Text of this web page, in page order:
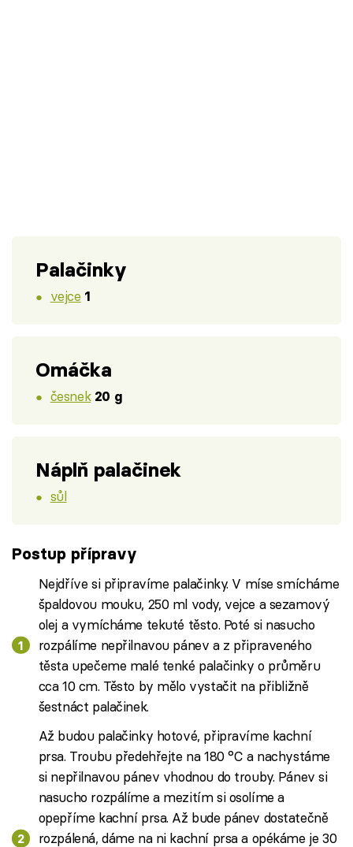
Palačinky
vejce 1
Omáčka
česnek 20 g
Náplň palačinek
sůl
Postup přípravy
Nejdříve si připravíme palačinky. V míse smícháme
špaldovou mouku, 250 ml vody, vejce a sezamový
olej a vymícháme tekuté těsto. Poté si nasucho
rozpálíme nepřilnavou pánev a z připraveného
těsta upečeme malé tenké palačinky o průměru
cca 10 cm. Těsto by mělo vystačit na přibližně
šestnáct palačinek.
Až budou palačinky hotové, připravíme kachní
prsa. Troubu předehřejte na 180 °C a nachystáme
si nepřilnavou pánev vhodnou do trouby. Pánev si
nasucho rozpálíme a mezitím si osolíme a
opepříme kachní prsa. Až bude pánev dostatečně
rozpálená, dáme na ni kachní prsa a opékáme je 30